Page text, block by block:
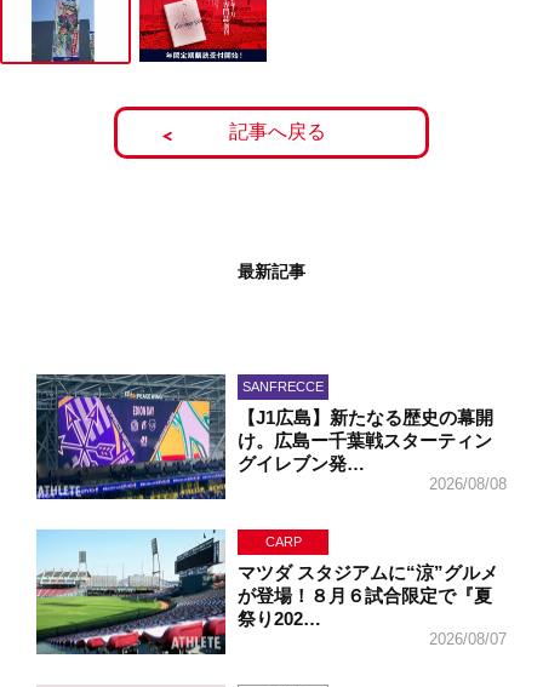
記事へ戻る
最新記事
SANFRECCE
【J1広島】新たなる歴史の幕開
け。広島ー千葉戦スターティン
グイレブン発…
2026/08/08
CARP
マツダ スタジアムに“涼”グルメ
が登場！８月６試合限定で『夏
祭り202…
2026/08/07